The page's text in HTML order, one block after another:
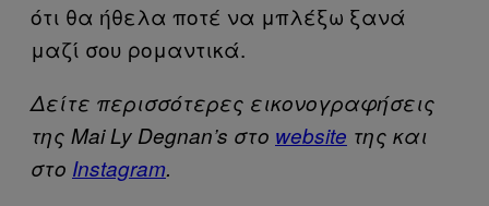
ότι θα ήθελα ποτέ να μπλέξω ξανά
μαζί σου ρομαντικά.
Δείτε περισσότερες εικονογραφήσεις
της Mai Ly Degnan’s στο website της και
στο Instagram.